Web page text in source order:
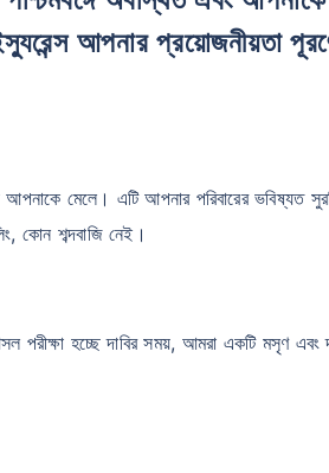
আপনার প্রয়োজনীয়তা
মেলে। এটি আপনার পরিবারের ভবিষ্যত
কোন শব্দবাজি নেই।
পরীক্ষা হচ্ছে দাবির সময়, আমরা একটি মসৃণ